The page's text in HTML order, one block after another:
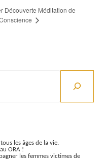
Découverte Méditation de
les âges de la vie.
ORA !
les femmes victimes de